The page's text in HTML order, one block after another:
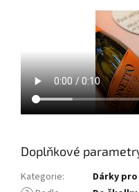
Doplňkové
Kategorie:
Dárky